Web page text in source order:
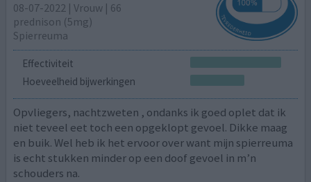
08-07-2022 | Vrouw | 66
prednison (5mg)
Spierreuma
Effectiviteit
Hoeveelheid bijwerkingen
Opvliegers, nachtzweten , ondanks ik goed oplet dat ik
niet teveel eet toch een opgeklopt gevoel. Dikke maag
en buik. Wel heb ik het ervoor over want mijn spierreuma
is echt stukken minder op een doof gevoel in m’n
schouders na.